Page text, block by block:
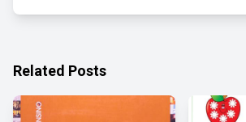
Related Posts